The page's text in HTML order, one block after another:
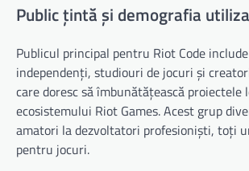
Public țintă și demografia
Publicul principal pentru Riot Code
independenți, studiouri de jocuri și
care doresc să îmbunătățească proiectele
ecosistemului Riot Games. Acest grup
amatori la dezvoltatori profesioniști, toți
pentru jocuri.